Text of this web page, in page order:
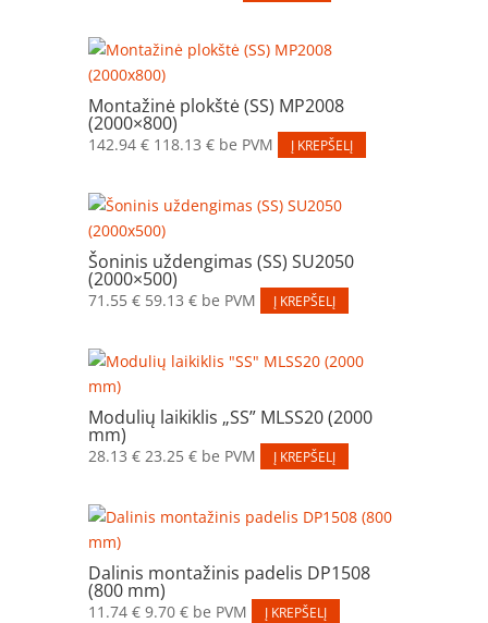
Montažinė plokštė (SS) MP2008
(2000×800)
142.94 € 118.13 €be PVM Į KREPŠELĮ
Šoninis uždengimas (SS) SU2050
(2000×500)
71.55 € 59.13 €be PVM Į KREPŠELĮ
Modulių laikiklis „SS” MLSS20 (2000
mm)
28.13 € 23.25 €be PVM Į KREPŠELĮ
Dalinis montažinis padelis DP1508
(800 mm)
11.74 € 9.70 €be PVM Į KREPŠELĮ